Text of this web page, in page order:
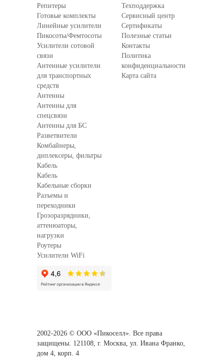
Репитеры
Готовые комплекты
Линейные усилители
Пикосоты/Фемтосоты
Усилители сотовой
связи
Антенные усилители
для транспортных
средств
Антенны
Антенны для
спецсвязи
Антенны для БС
Разветвители
Комбайнеры,
диплексеры, фильтры
Кабель
Кабель
Кабельные сборки
Разъемы и
переходники
Грозоразрядники,
аттенюаторы,
нагрузки
Роутеры
Усилители WiFi
Техподдержка
Сервисный центр
Сертификаты
Полезные статьи
Контакты
Политика
конфиденциальности
Карта сайта
2002-2026 © ООО «Пикоселл». Все права
защищены. 121108, г. Москва, ул. Ивана Франко,
дом 4, корп. 4